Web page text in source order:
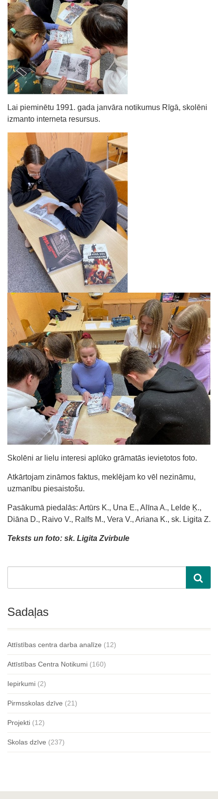
Lai pieminētu 1991. gada janvāra notikumus Rīgā, skolēni
izmanto interneta resursus.
Skolēni ar lielu interesi aplūko grāmatās ievietotos foto.
Atkārtojam zināmos faktus, meklējam ko vēl nezināmu,
uzmanību piesaistošu.
Pasākumā piedalās: Artūrs K., Una E., Alīna A., Lelde Ķ.,
Diāna D., Raivo V., Ralfs M., Vera V., Ariana K., sk. Ligita Z.
Teksts un foto: sk. Ligita Zvirbule
Sadaļas
Attīstības centra darba analīze (12)
Attīstības Centra Notikumi (160)
Iepirkumi (2)
Pirmsskolas dzīve (21)
Projekti (12)
Skolas dzīve (237)